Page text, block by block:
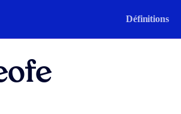
Définitions